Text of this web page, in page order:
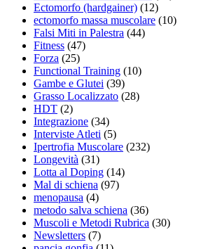
Ectomorfo (hardgainer) (12)
ectomorfo massa muscolare (10)
Falsi Miti in Palestra (44)
Fitness (47)
Forza (25)
Functional Training (10)
Gambe e Glutei (39)
Grasso Localizzato (28)
HDT (2)
Integrazione (34)
Interviste Atleti (5)
Ipertrofia Muscolare (232)
Longevità (31)
Lotta al Doping (14)
Mal di schiena (97)
menopausa (4)
metodo salva schiena (36)
Muscoli e Metodi Rubrica (30)
Newsletters (7)